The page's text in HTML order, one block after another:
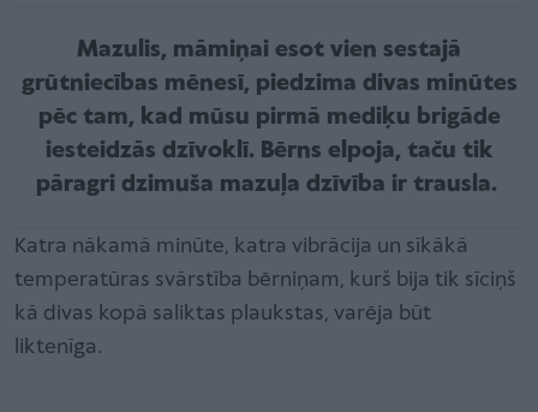
Mazulis, māmiņai esot vien sestajā
grūtniecības mēnesī, piedzima divas minūtes
pēc tam, kad mūsu pirmā mediķu brigāde
iesteidzās dzīvoklī. Bērns elpoja, taču tik
pāragri dzimuša mazuļa dzīvība ir trausla.
Katra nākamā minūte, katra vibrācija un sīkākā
temperatūras svārstība bērniņam, kurš bija tik sīciņš
kā divas kopā saliktas plaukstas, varēja būt
liktenīga.